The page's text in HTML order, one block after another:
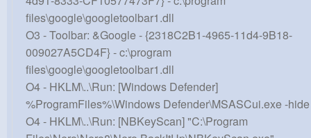
files\google\googletoolbar1.dll
O3 - Toolbar: &Google - {2318C2B1-4965-11d4-9B18-
009027A5CD4F} - c:\program
files\google\googletoolbar1.dll
O4 - HKLM\..\Run: [Windows Defender]
%ProgramFiles%\Windows Defender\MSASCui.exe -hide
O4 - HKLM\..\Run: [NBKeyScan] "C:\Program